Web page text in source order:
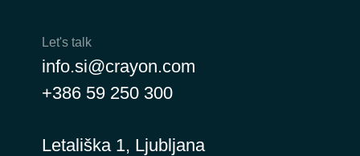
Let's talk
info.si@crayon.com
+386 59 250 300
Letališka 1, Ljubljana